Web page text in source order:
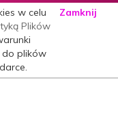
w celu
Plików
plików
Zamknij